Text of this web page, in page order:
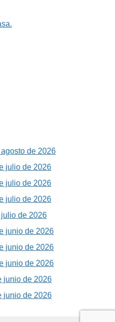
de 2026
julio de 2026
julio de 2026
julio de 2026
julio de 2026
junio de 2026
junio de 2026
junio de 2026
junio de 2026
junio de 2026